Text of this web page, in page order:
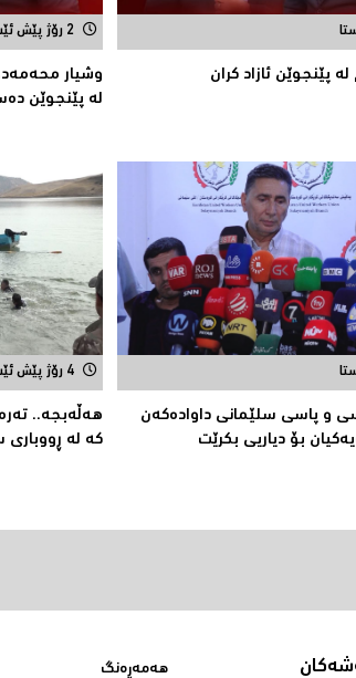
پێنجوێن ئازاد كران
2 رۆژ پێش ئێستا
وشیار
له‌ پێنجوێن
و پاسی سلێمانی داوادەكەن
بۆ دیاریی بکرێت
4 رۆژ پێش ئێستا
هەڵەبجە..
كە لە ڕووباری
هەمەڕەنگ